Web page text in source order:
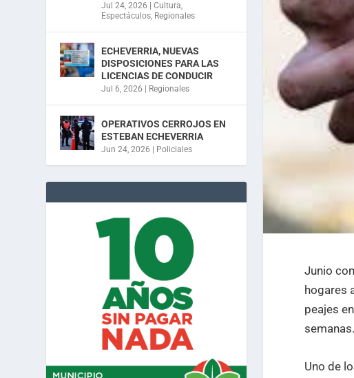
Junio
hogares
peajes
semanas.
Uno de
Jul 24, 2026 |Cultura,
Espectáculos, Regionales
ECHEVERRIA, NUEVAS
DISPOSICIONES PARA LAS
LICENCIAS DE CONDUCIR
Jul 6, 2026 Regionales
OPERATIVOS CERROJOS EN
ESTEBAN ECHEVERRIA
Jun 24, 2026 Policiales